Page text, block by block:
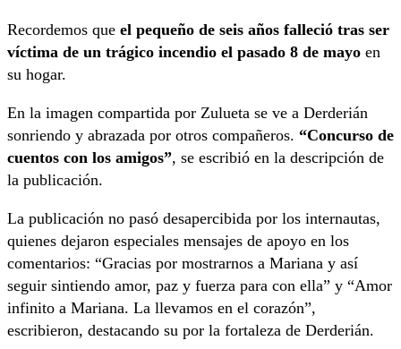
Recordemos que el pequeño de seis años falleció tras ser
víctima de un trágico incendio el pasado 8 de mayo en
su hogar.
En la imagen compartida por Zulueta se ve a Derderián
sonriendo y abrazada por otros compañeros. “Concurso de
cuentos con los amigos”, se escribió en la descripción de
la publicación.
La publicación no pasó desapercibida por los internautas,
quienes dejaron especiales mensajes de apoyo en los
comentarios: “Gracias por mostrarnos a Mariana y así
seguir sintiendo amor, paz y fuerza para con ella” y “Amor
infinito a Mariana. La llevamos en el corazón”,
escribieron, destacando su por la fortaleza de Derderián.